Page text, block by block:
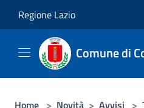
Regione Lazio
Comune di
Home > Novità > Avvisi >